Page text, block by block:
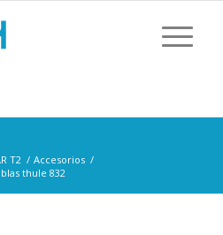
T2 / Accesorios /
thule 832